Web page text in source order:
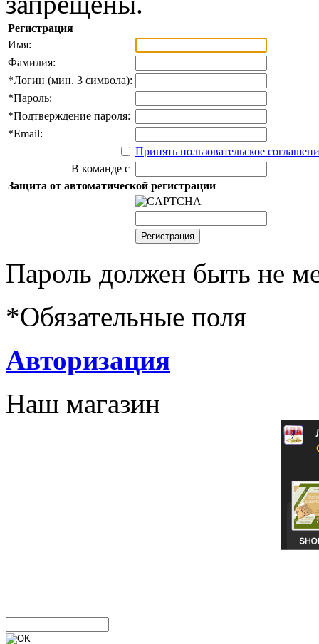
Регистрация
Имя:
Фамилия:
*Логин (мин. 3 символа):
*Пароль:
*Подтверждение пароля:
*Email:
Принять пользовательское
В команде с
Защита от автоматической регистрации
Пароль должен быть не
*Обязательные поля
Авторизация
Наш магазин